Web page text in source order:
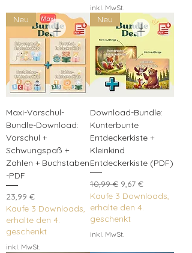
inkl. MwSt.
Neu
Maxi-Vorschul-
Bundle-Download:
Vorschul +
Schwungspaß +
Zahlen + Buchstaben
-PDF
Preis
23,99 €
Kaufe 3 Downloads,
erhalte den 4.
geschenkt
inkl. MwSt.
Neu
Download-Bundle:
Kunterbunte
Entdeckerkiste +
Kleinkind
Entdeckerkiste (PDF)
Standardpreis
10,99 € Sale-Preis
9,67 €
Kaufe 3 Downloads,
erhalte den 4.
geschenkt
inkl. MwSt.